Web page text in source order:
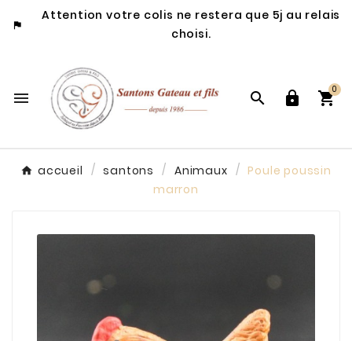

Attention votre colis ne restera que 5j au relais
choisi.
   
0
accueil santons Animaux
Poule poussin
marron